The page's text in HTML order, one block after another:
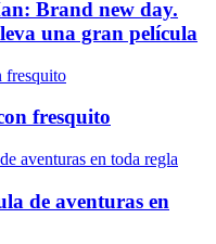
Brand new day.
una gran película
fresquito
de aventuras en